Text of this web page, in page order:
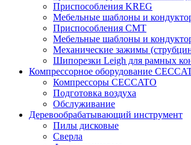
Приспособления KREG
Мебельные шаблоны и
Приспособления CMT
Мебельные шаблоны и
Механические зажимы
Шипорезки Leigh для рамных
Компрессорное оборудование
Компрессоры CECCATO
Подготовка воздуха
Обслуживание
Деревообрабатывающий инструмент
Пилы дисковые
Сверла